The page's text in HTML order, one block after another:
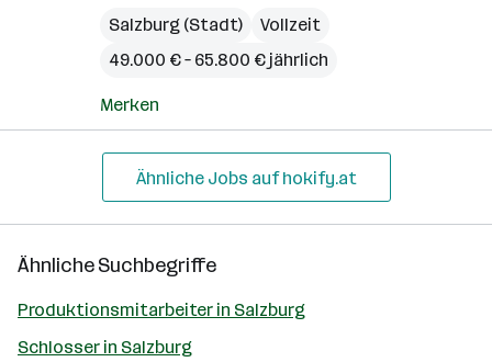
Salzburg (Stadt)
Vollzeit
49.000 € – 65.800 € jährlich
Merken
Ähnliche Jobs auf hokify.at
Ähnliche Suchbegriffe
Produktionsmitarbeiter in Salzburg
Schlosser in Salzburg